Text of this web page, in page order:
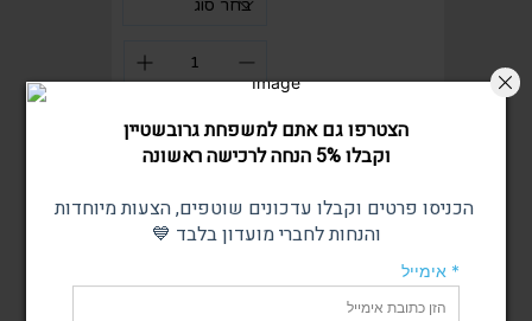
אזל מהמלאי הוסף לסל
הצטרפו גם אתם למשפחת גרובשטיין
וקבלו 5% הנחה לרכישה ראשונה
הכניסו פרטים וקבלו עדכונים שוטפים, הצעות מיוחדות
והנחות לחברי מועדון בלבד 💙
אימייל *